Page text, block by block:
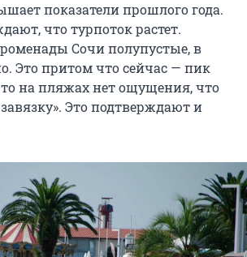
показатели прошлого года.
что турпоток растет.
Сочи полупустые, в
Это притом что сейчас — пик
на пляжах нет ощущения, что
завязку». Это подтверждают и